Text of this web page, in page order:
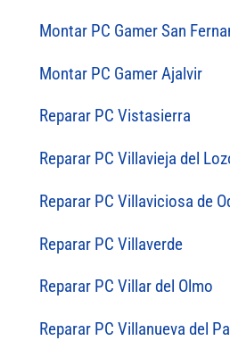
Montar PC Gamer San
Montar PC Gamer Ajalvir
Reparar PC Vistasierra
Reparar PC Villavieja del
Reparar PC Villaviciosa de
Reparar PC Villaverde
Reparar PC Villar del Olmo
Reparar PC Villanueva del